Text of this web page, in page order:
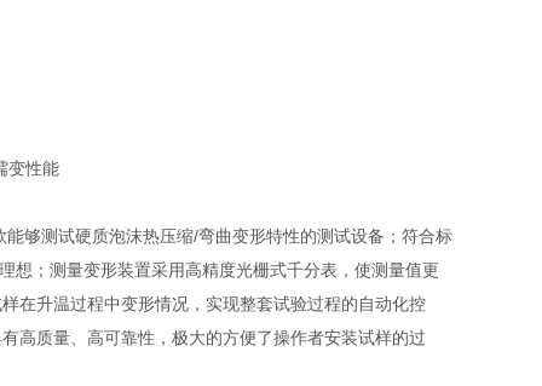
变性能
够测试硬质泡沫热压缩/弯曲变形特性的测试设备；符合标
；测量变形装置采用高精度光栅式千分表，使测量值更
在升温过程中变形情况，实现整套试验过程的自动化控
高质量、高可靠性，极大的方便了操作者安装试样的过